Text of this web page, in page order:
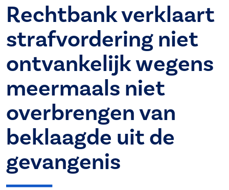
Rechtbank verklaart
strafvordering niet
ontvankelijk wegens
meermaals niet
overbrengen van
beklaagde uit de
gevangenis